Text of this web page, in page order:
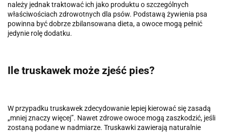
należy jednak traktować ich jako produktu o szczególnych
właściwościach zdrowotnych dla psów. Podstawą żywienia psa
powinna być dobrze zbilansowana dieta, a owoce mogą pełnić
jedynie rolę dodatku.
Ile truskawek może zjeść pies?
W przypadku truskawek zdecydowanie lepiej kierować się zasadą
„mniej znaczy więcej”. Nawet zdrowe owoce mogą zaszkodzić, jeśli
zostaną podane w nadmiarze. Truskawki zawierają naturalnie